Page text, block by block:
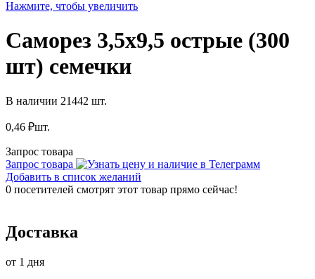
Нажмите, чтобы увеличить
Саморез 3,5х9,5 острые (300
шт) семечки
В наличии 21442 шт.
0,46 ₽шт.
Запрос товара
Запрос товара
Добавить в список желаний
0 посетителей смотрят этот товар прямо сейчас!
Доставка
от 1 дня